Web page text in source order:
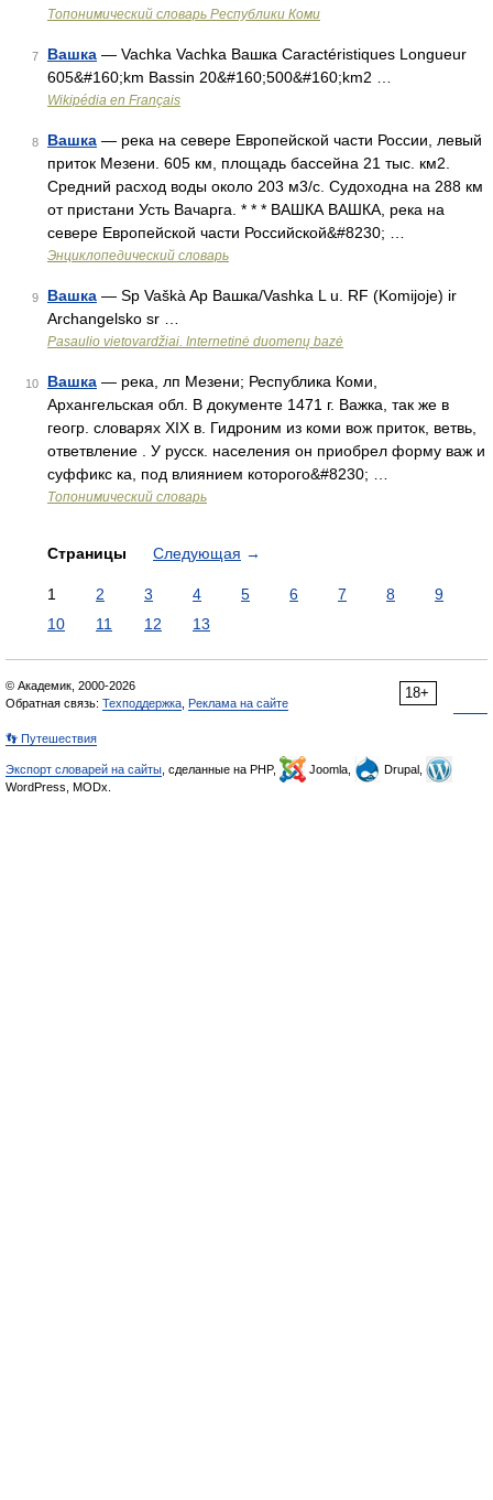
Топонимический словарь Республики Коми
7 Вашка — Vachka Vachka Вашка Caractéristiques Longueur
605&#160;km Bassin 20&#160;500&#160;km2 …
Wikipédia en Français
8 Вашка — река на севере Европейской части России, левый
приток Мезени. 605 км, площадь бассейна 21 тыс. км2.
Средний расход воды около 203 м3/с. Судоходна на 288 км
от пристани Усть Вачарга. * * * ВАШКА ВАШКА, река на
севере Европейской части Российской&#8230; …
Энциклопедический словарь
9 Вашка — Sp Vaškà Ap Вашка/Vashka L u. RF (Komijoje) ir
Archangelsko sr …
Pasaulio vietovardžiai. Internetinė duomenų bazė
10 Вашка — река, лп Мезени; Республика Коми,
Архангельская обл. В документе 1471 г. Важка, так же в
геогр. словарях XIX в. Гидроним из коми вож приток, ветвь,
ответвление . У русск. населения он приобрел форму важ и
суффикс ка, под влиянием которого&#8230; …
Топонимический словарь
Страницы Следующая →
1 2 3 4 5 6 7 8
9
10
11 12 13
18+
© Академик, 2000-2026
Обратная связь: Техподдержка Реклама на сайте
👣 Путешествия
Экспорт словарей на сайты , сделанные на PHP, Joomla,
Drupal,
WordPress, MODx.